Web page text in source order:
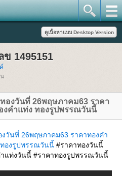
ข 1495151
องวันที่ 26พฤษภาคม63 ราคา
งคำแท่ง ทองรูปพรรณวันนี้
วันที่ 26พฤษภาคม63 ราคาทองคำ
ทองรูปพรรณวันนี้ #ราคาทองวันนี้
แท่งวันนี้ #ราคาทองรูปพรรณวันนี้